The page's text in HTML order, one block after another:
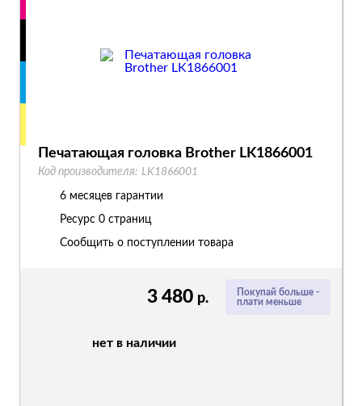
Покупай больше -
плати меньше
3 480 р.
нет в наличии
Печатающая головка Brother LK1866001
Код производителя: LK1866001
6 месяцев гарантии
Ресурс 0 страниц
Сообщить о поступлении товара